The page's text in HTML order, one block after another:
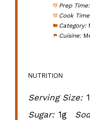
Prep Time:
Cook
Category:
Cuisine:
NUTRITION
Serving Size:
Sugar: 1g